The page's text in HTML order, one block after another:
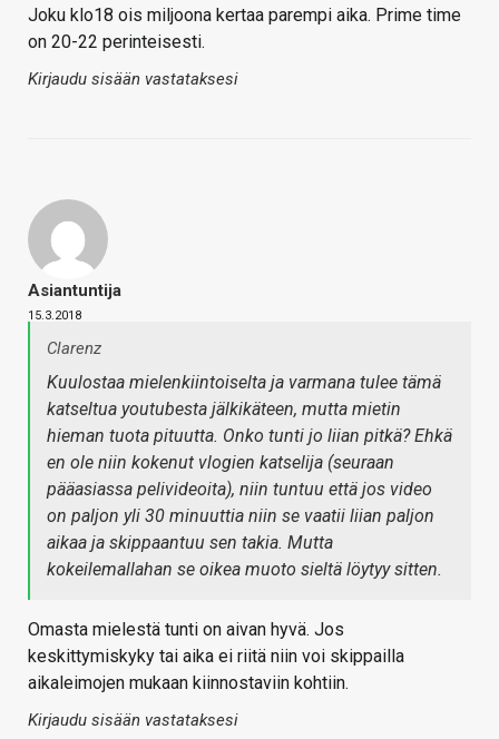
Joku klo18 ois miljoona kertaa parempi aika. Prime time
on 20-22 perinteisesti.
Kirjaudu sisään vastataksesi
Asiantuntija
15.3.2018
Clarenz
Kuulostaa mielenkiintoiselta ja varmana tulee tämä
katseltua youtubesta jälkikäteen, mutta mietin
hieman tuota pituutta. Onko tunti jo liian pitkä? Ehkä
en ole niin kokenut vlogien katselija (seuraan
pääasiassa pelivideoita), niin tuntuu että jos video
on paljon yli 30 minuuttia niin se vaatii liian paljon
aikaa ja skippaantuu sen takia. Mutta
kokeilemallahan se oikea muoto sieltä löytyy sitten.
Omasta mielestä tunti on aivan hyvä. Jos
keskittymiskyky tai aika ei riitä niin voi skippailla
aikaleimojen mukaan kiinnostaviin kohtiin.
Kirjaudu sisään vastataksesi